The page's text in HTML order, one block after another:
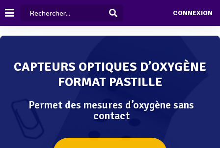
CONNEXION
CAPTEURS OPTIQUES D’OXYGÈNE
FORMAT PASTILLE
Permet des mesures d’oxygène sans
contact